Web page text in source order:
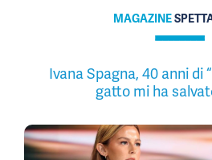
MAGAZINE
Ivana Spagna, 40 anni di
gatto mi ha